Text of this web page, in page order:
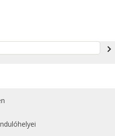
navigate_next